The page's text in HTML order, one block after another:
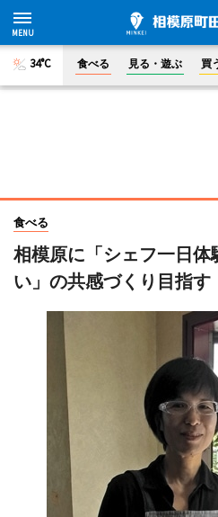
34°C 食べる 見る・遊ぶ 買
食べる
相模原に「シェフ一日体
い」の共感づくり目指す